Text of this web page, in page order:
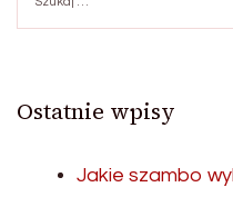
Ostatnie wpisy
Jakie szambo